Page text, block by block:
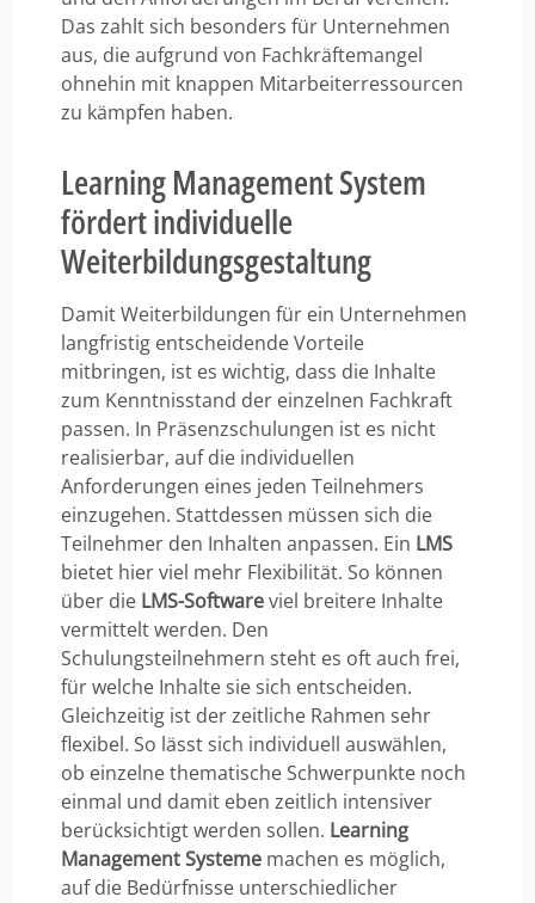
Das zahlt sich besonders für Unternehmen
aus, die aufgrund von Fachkräftemangel
ohnehin mit knappen Mitarbeiterressourcen
zu kämpfen haben.
Learning Management System
fördert individuelle
Weiterbildungsgestaltung
Damit Weiterbildungen für ein Unternehmen
langfristig entscheidende Vorteile
mitbringen, ist es wichtig, dass die Inhalte
zum Kenntnisstand der einzelnen Fachkraft
passen. In Präsenzschulungen ist es nicht
realisierbar, auf die individuellen
Anforderungen eines jeden Teilnehmers
einzugehen. Stattdessen müssen sich die
Teilnehmer den Inhalten anpassen. Ein LMS
bietet hier viel mehr Flexibilität. So können
über die LMS-Softwareviel breitere Inhalte
vermittelt werden. Den
Schulungsteilnehmern steht es oft auch frei,
für welche Inhalte sie sich entscheiden.
Gleichzeitig ist der zeitliche Rahmen sehr
flexibel. So lässt sich individuell auswählen,
ob einzelne thematische Schwerpunkte noch
einmal und damit eben zeitlich intensiver
berücksichtigt werden sollen. Learning
Management Systeme machen es möglich,
auf die Bedürfnisse unterschiedlicher